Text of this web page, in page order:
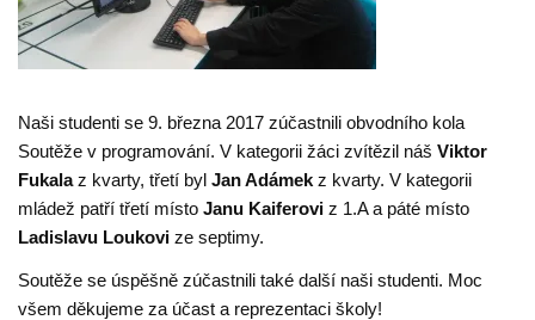
Naši studenti se 9. března 2017 zúčastnili obvodního kola
Soutěže v programování. V kategorii žáci zvítězil nášViktor
Fukalaz kvarty, třetí bylJan Adámek z kvarty. V kategorii
mládež patří třetí místoJanu Kaiferovi z 1.A a páté místo
Ladislavu Loukovi ze septimy.
Soutěže se úspěšně zúčastnili také další naši studenti. Moc
všem děkujeme za účast a reprezentaci školy!